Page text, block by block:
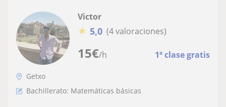
15€/h 1ª clase gratis
Victor
★ 5,0 (4 valoraciones)
Getxo
Bachillerato: Matemáticas básicas